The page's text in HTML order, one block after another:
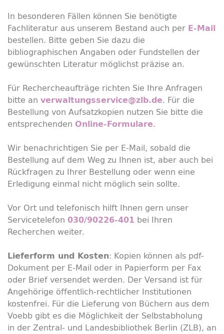
In besonderen Fällen können Sie benötigte
Fachliteratur aus unserem Bestand auch per E-Mail
bestellen. Bitte geben Sie dazu die
bibliographischen Angaben oder Fundstellen der
gewünschten Literatur möglichst präzise an.
Für Rechercheaufträge richten Sie Ihre Anfragen
bitte an verwaltungsservice@zlb.de. Für die
Bestellung von Aufsatzkopien nutzen Sie bitte die
entsprechenden Online-Formulare.
Wir benachrichtigen Sie per E-Mail, sobald die
Bestellung auf dem Weg zu Ihnen ist, aber auch bei
Rückfragen zu Ihrer Bestellung oder wenn eine
Erledigung einmal nicht möglich sein sollte.
Vor Ort und telefonisch hilft Ihnen gern unser
Servicetelefon 030/90226-401 bei Ihren
Recherchen weiter.
Lieferform und Kosten: Kopien können als pdf-
Dokument per E-Mail oder in Papierform per Fax
oder Brief versendet werden. Der Versand ist für
Angehörige öffentlich-rechtlicher Institutionen
kostenfrei. Für die Lieferung von Büchern aus dem
Voebb gibt es die Möglichkeit der Selbstabholung
in der Zentral- und Landesbibliothek Berlin (ZLB), an